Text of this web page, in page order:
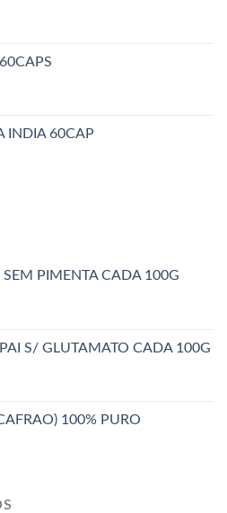
INDIA 60CAP
PIMENTA CADA 100G
S/ GLUTAMATO CADA 100G
100% PURO